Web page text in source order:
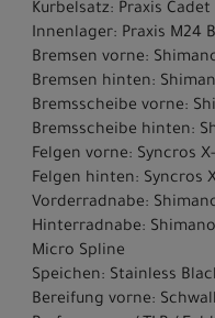
Kurbelsatz: Praxis Cadet
Innenlager: Praxis M24
Bremsen vorne:
Bremsen hinten:
Bremsscheibe vorne:
Bremsscheibe hinten:
Felgen vorne: Syncros
Felgen hinten: Syncros
Vorderradnabe:
Hinterradnabe: Shimano
Micro Spline
Speichen: Stainless
Bereifung vorne: